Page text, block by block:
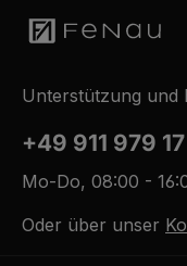
Unterstützung und
+49 911 979
Mo-Do, 08:00 -
Oder über unser